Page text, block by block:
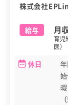
株式会社
給与 月
育児
医）
休日